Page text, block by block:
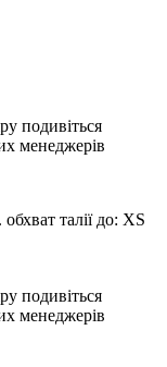
подивіться
менеджерів
талії до: XS
подивіться
менеджерів